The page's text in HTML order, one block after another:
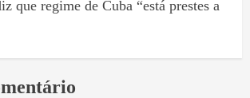
que regime de Cuba “está prestes a